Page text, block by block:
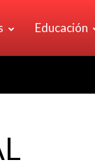
Educación